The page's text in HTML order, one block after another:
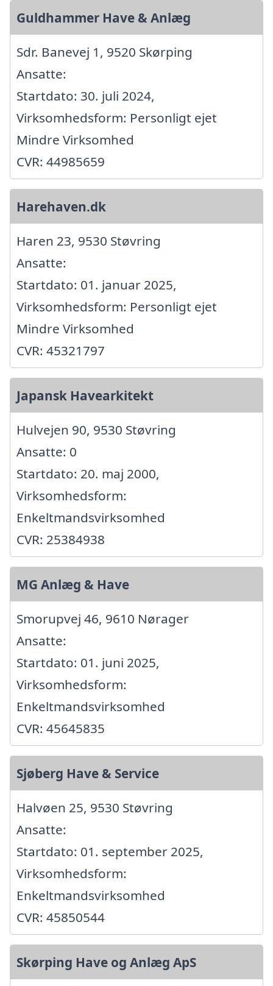
Guldhammer Have & Anlæg
Sdr. Banevej 1, 9520 Skørping
Ansatte:
Startdato: 30. juli 2024,
Virksomhedsform: Personligt ejet
Mindre Virksomhed
CVR: 44985659
Harehaven.dk
Haren 23, 9530 Støvring
Ansatte:
Startdato: 01. januar 2025,
Virksomhedsform: Personligt ejet
Mindre Virksomhed
CVR: 45321797
Japansk Havearkitekt
Hulvejen 90, 9530 Støvring
Ansatte: 0
Startdato: 20. maj 2000,
Virksomhedsform:
Enkeltmandsvirksomhed
CVR: 25384938
MG Anlæg & Have
Smorupvej 46, 9610 Nørager
Ansatte:
Startdato: 01. juni 2025,
Virksomhedsform:
Enkeltmandsvirksomhed
CVR: 45645835
Sjøberg Have & Service
Halvøen 25, 9530 Støvring
Ansatte:
Startdato: 01. september 2025,
Virksomhedsform:
Enkeltmandsvirksomhed
CVR: 45850544
Skørping Have og Anlæg ApS